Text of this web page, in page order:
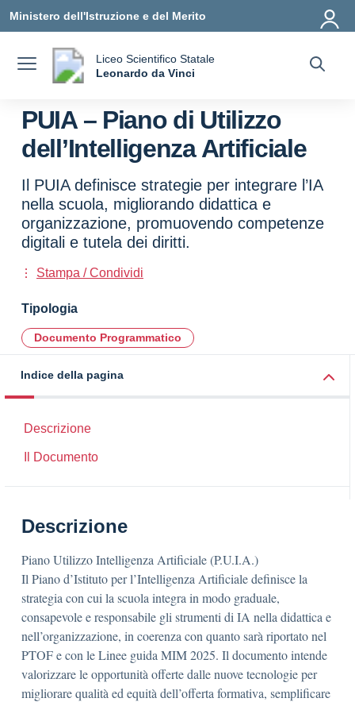
Ministero dell'Istruzione e del Merito
Liceo Scientifico Statale
Leonardo da Vinci
PUIA – Piano di Utilizzo
dell’Intelligenza Artificiale
Il PUIA definisce strategie per integrare l’IA
nella scuola, migliorando didattica e
organizzazione, promuovendo competenze
digitali e tutela dei diritti.
Stampa / Condividi
Tipologia
Documento Programmatico
Indice della pagina
Descrizione
Il Documento
Descrizione
Piano Utilizzo Intelligenza Artificiale (P.U.I.A.)
Il Piano d’Istituto per l’Intelligenza Artificiale definisce la
strategia con cui la scuola integra in modo graduale,
consapevole e responsabile gli strumenti di IA nella didattica e
nell’organizzazione, in coerenza con quanto sarà riportato nel
PTOF e con le Linee guida MIM 2025. Il documento intende
valorizzare le opportunità offerte dalle nuove tecnologie per
migliorare qualità ed equità dell’offerta formativa, semplificare